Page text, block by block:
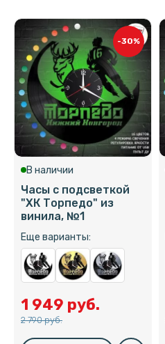
-30%
В наличии
Часы с подсветкой
"ХК Торпедо" из
винила, №1
Еще варианты:
1 949 руб.
2 790 руб.